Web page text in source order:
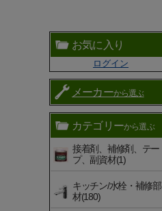
お気に入り
ログイン
メーカーから選ぶ
カテゴリーから選ぶ
接着剤、補修剤、テー
プ、副資材(1)
キッチン/水栓・補修部
材(180)